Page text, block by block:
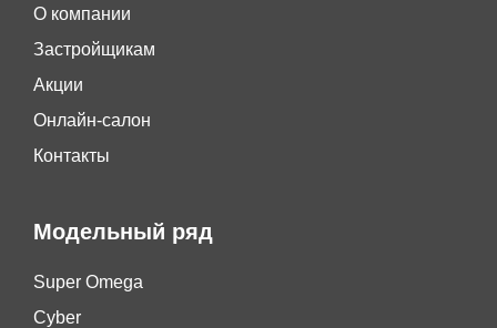
О компании
Застройщикам
Акции
Онлайн-салон
Контакты
Модельный ряд
Super Omega
Cyber